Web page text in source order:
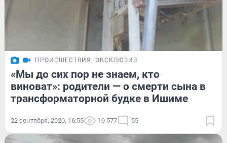
ПРОИСШЕСТВИЯ ЭКСКЛЮЗИВ
«Мы до сих пор не знаем, кто
виноват»: родители — о смерти сына в
трансформаторной будке в Ишиме
22 сентября, 2020, 16:55 19 577 55